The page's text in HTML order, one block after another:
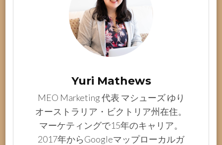
Yuri Mathews
MEO Marketing 代表 マシューズ ゆり
オーストラリア・ビクトリア州在住。
マーケティングで15年のキャリア。
2017年からGoogleマップローカルガ